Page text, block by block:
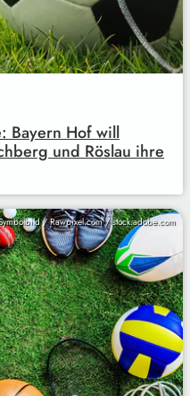
Bayern Hof will
und Röslau ihre
/ Rawpixel.com / stock.adobe.com